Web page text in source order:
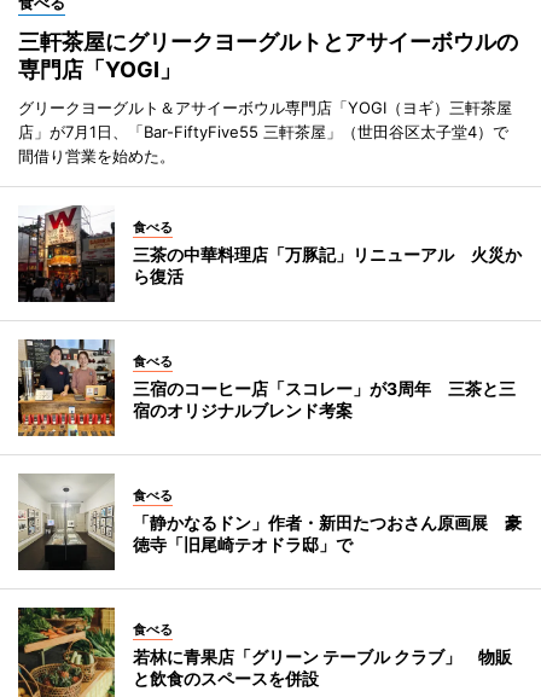
三軒茶屋にグリークヨーグルトとアサイーボウルの
専門店「YOGI」
グリークヨーグルト＆アサイーボウル専門店「YOGI（ヨギ）三軒茶屋
店」が7月1日、「Bar-FiftyFive55 三軒茶屋」（世田谷区太子堂4）で
間借り営業を始めた。
食べる
三茶の中華料理店「万豚記」リニューアル 火災か
ら復活
食べる
三宿のコーヒー店「スコレー」が3周年 三茶と三
宿のオリジナルブレンド考案
食べる
「静かなるドン」作者・新田たつおさん原画展 豪
徳寺「旧尾崎テオドラ邸」で
食べる
若林に青果店「グリーン テーブル クラブ」 物販
と飲食のスペースを併設